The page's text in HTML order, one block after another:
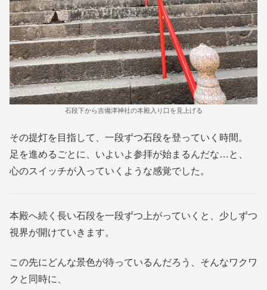
石段下から吉備津神社の本殿入り口を見上げる
その提灯を目指して、一段ずつ石段を登っていく時間。
足を進めるごとに、いよいよ参拝が始まるんだな…と、
心のスイッチが入っていくような感覚でした。
本殿へ続く長い石段を一段ずつ上がっていくと、少しずつ
視界が開けていきます。
この先にどんな景色が待っているんだろう、そんなワクワ
クと同時に、